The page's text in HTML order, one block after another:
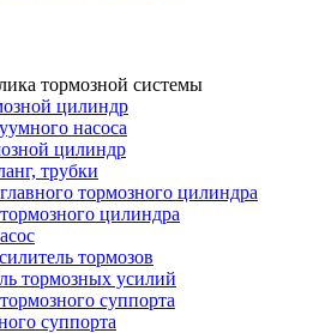
тормозной системы
цилиндр
насоса
цилиндр
трубки
тормозного цилиндра
цилиндра
тормозов
тормозных усилий
суппорта
суппорта